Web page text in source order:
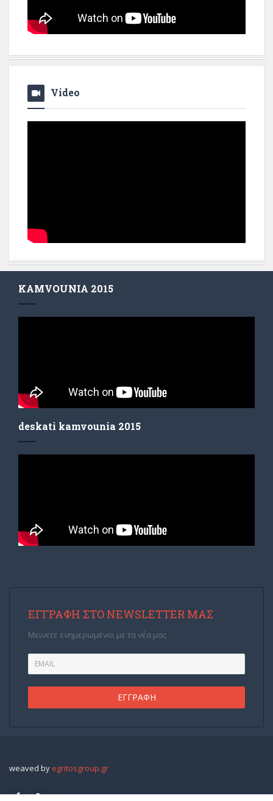
Video
KAMVOUNIA 2015
deskati kamvounia 2015
ΕΓΓΡΑΦΉ ΣΤΟ NEWSLETTER ΜΑΣ
Μείνετε ενημερωμένοι με τα νέα μας
weaved by egritosgroup.gr